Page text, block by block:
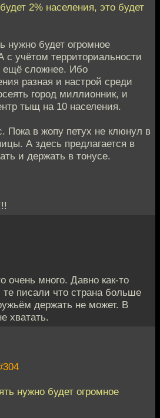
2% населения, это будет
нужно будет огромное
с учётом территориальности
ещё сложнее. Ибо
разная и настрой среди
город миллионник, и
тыщ на 10 населения.
Пока в жопу петух не клюнул в
А здесь предлагается в
и держать в тонусе.
очень много. Давно как-то
писали что страна больше
держать не может. В
хватать.
нужно будет огромное